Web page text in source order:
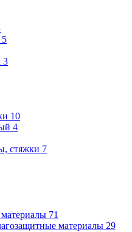
5
3
10
4
стяжки 7
71
материалы 29